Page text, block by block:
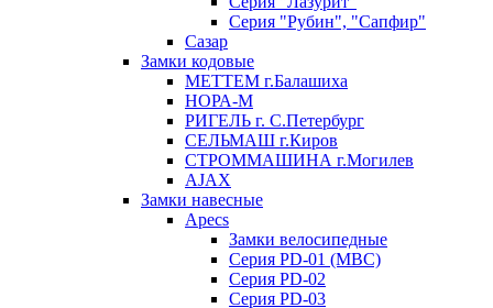
Серия "Рубин", "Сапфир"
Сазар
Замки кодовые
МЕТТЕМ г.Балашиха
НОРА-М
РИГЕЛЬ г. С.Петербург
СЕЛЬМАШ г.Киров
СТРОММАШИНА г.Могилев
AJAX
Замки навесные
Apecs
Замки велосипедные
Серия PD-01 (МВС)
Серия PD-02
Серия PD-03